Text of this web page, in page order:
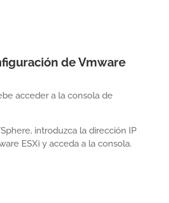
de Vmware
acceder a la consola de
introduzca la dirección IP
ESXi y acceda a la consola.